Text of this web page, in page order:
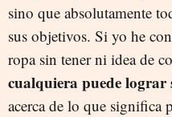
sino que absolutamente
sus objetivos. Si yo he
ropa sin tener ni idea de
cualquiera puede lograr
acerca de lo que significa